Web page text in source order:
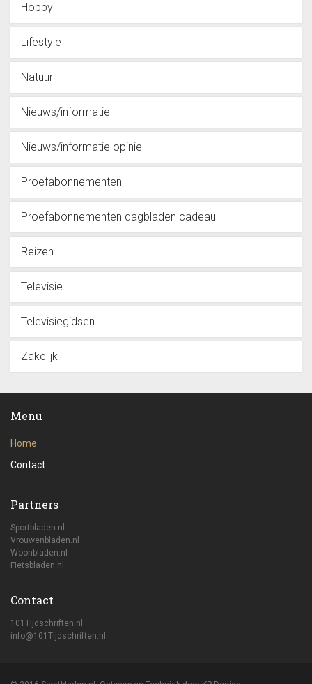
Hobby
Lifestyle
Natuur
Nieuws/informatie
Nieuws/informatie opinie
Proefabonnementen
Proefabonnementen dagbladen cadeau
Reizen
Televisie
Televisiegidsen
Zakelijk
Menu
Home
Contact
Partners
Sportbladen.nl
Vrouwenbladen.nl
Woonbladen.nl
Fietsbladen.nl
Contact
101Tijdschriften.nl
info@101Tijdschriften.nl